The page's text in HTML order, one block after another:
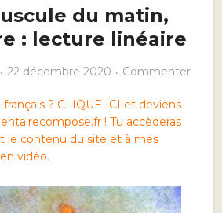
du matin,
: lecture linéaire
22 décembre 2020 Commenter
français ? CLIQUE ICI et deviens
! Tu accèderas
le contenu du site et à mes
vidéo.